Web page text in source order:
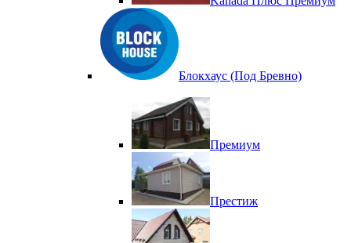
Блокхаус (Под Бревно)
Премиум
Престиж